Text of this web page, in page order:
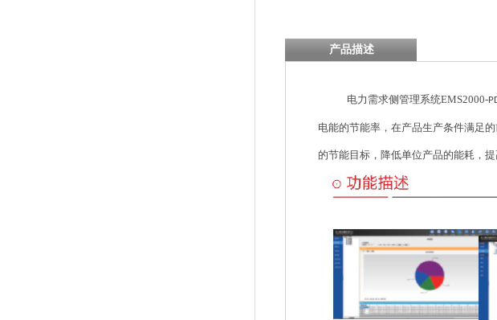
产品描述
电力需求侧管理系统EMS2000-
电能的节能率，在产品生产条件满足
的节能目标，降低单位产品的能耗，提